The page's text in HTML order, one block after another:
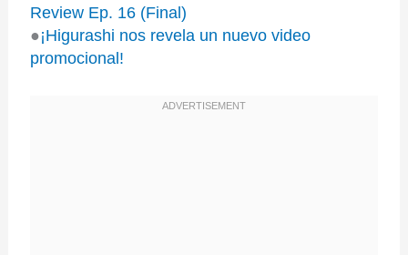
Review Ep. 16 (Final)
●¡Higurashi nos revela un nuevo video
promocional!